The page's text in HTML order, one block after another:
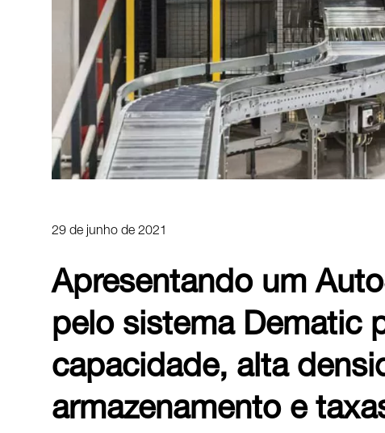
29 de junho de 2021
Apresentando um
pelo sistema Dematic
capacidade, alta
armazenamento e